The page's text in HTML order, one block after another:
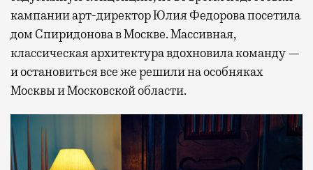
кампании арт-директор Юлия Федорова посетила
дом Спиридонова в Москве. Массивная,
классическая архитектура вдохновила команду —
и остановиться все же решили на особняках
Москвы и Московской области.